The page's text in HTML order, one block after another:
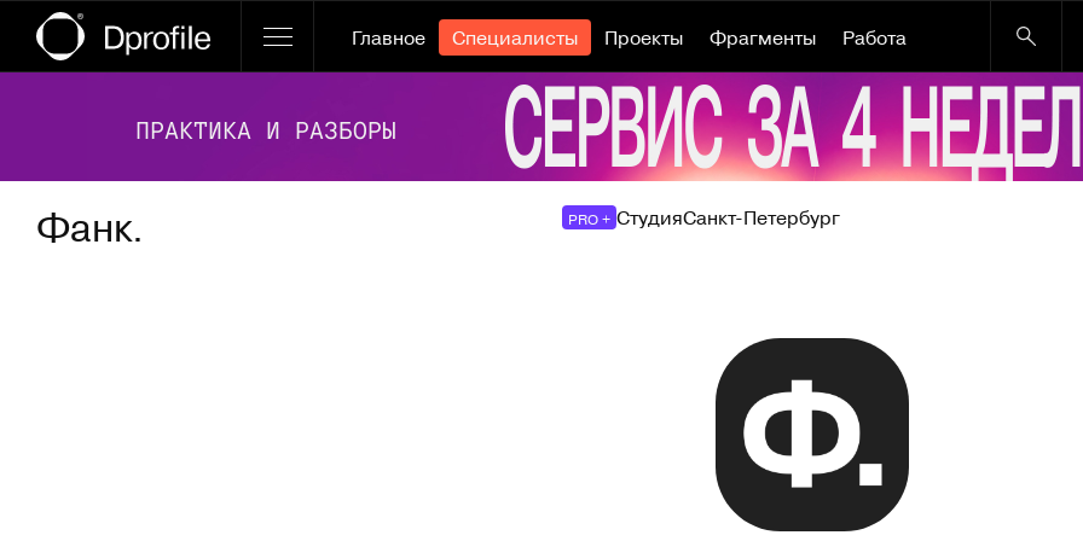
Главное Специалисты Проекты Фрагменты Работа
Фанк. PRO + СтудияСанкт-Петербург